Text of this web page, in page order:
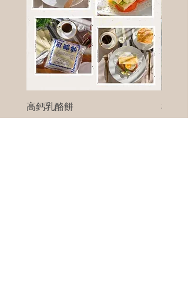
高鈣乳酪餅 樹葡萄